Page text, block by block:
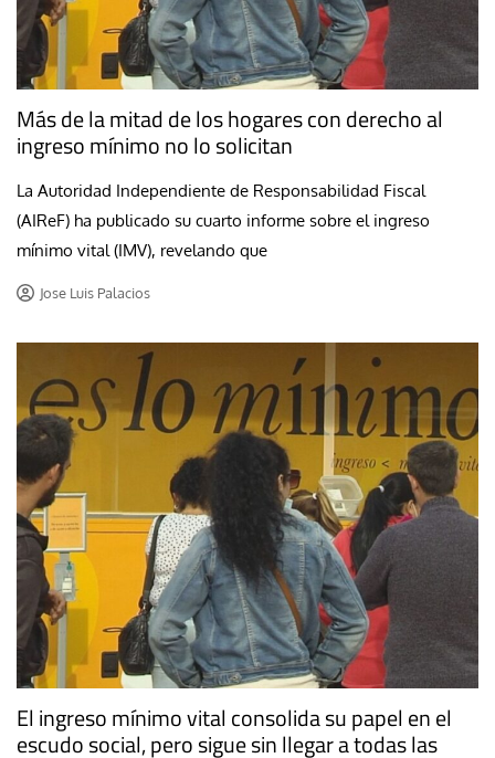
Más de la mitad de los hogares con derecho al
ingreso mínimo no lo solicitan
La Autoridad Independiente de Responsabilidad Fiscal
(AIReF) ha publicado su cuarto informe sobre el ingreso
mínimo vital (IMV), revelando que
Jose Luis Palacios
El ingreso mínimo vital consolida su papel en el
escudo social, pero sigue sin llegar a todas las